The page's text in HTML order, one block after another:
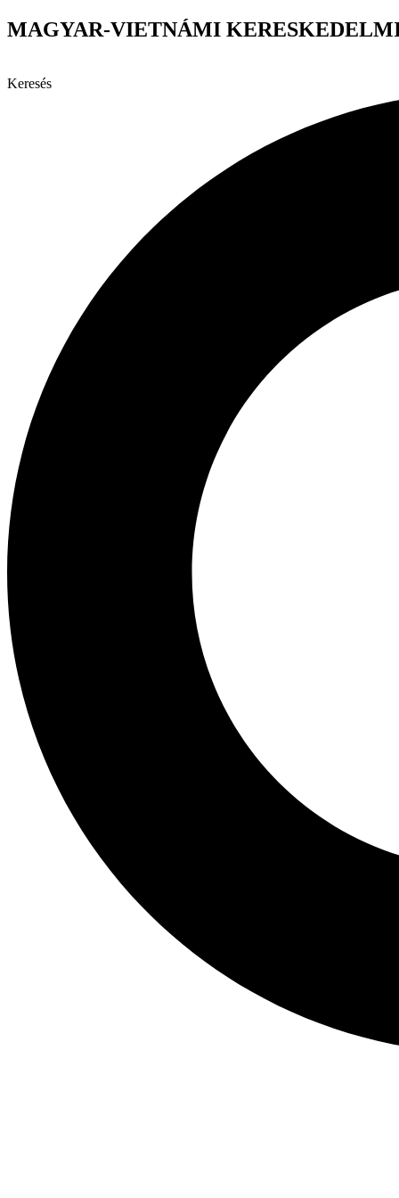
Ugrás
a
MAGYAR-VIETNÁMI
Keresés